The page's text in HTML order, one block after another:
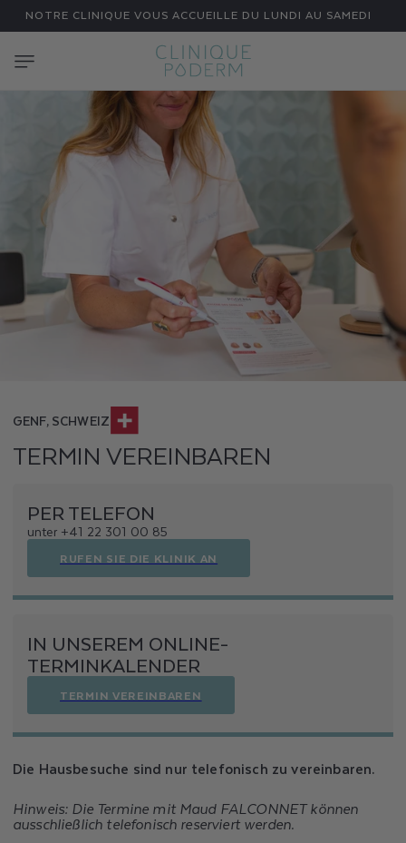
ZUM
INHALT
NOTRE CLINIQUE VOUS ACCUEILLE DU LUNDI AU SAMEDI
A
K
K
L
N
K
P
O
D
E
R
M
GENF, SCHWEIZ
TERMIN VEREINBAREN
PER TELEFON
unter +41 22 301 00 85
RUFEN SIE DIE KLINIK AN
IN UNSEREM ONLINE-
TERMINKALENDER
TERMIN VEREINBAREN
Die Hausbesuche sind nur telefonisch zu vereinbaren.
Hinweis: Die Termine mit Maud FALCONNET können
ausschließlich telefonisch reserviert werden.